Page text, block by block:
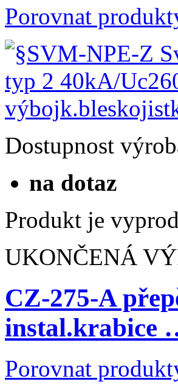
Porovnat
Dostupnost
na dotaz
Produkt je
UKONČENÁ
CZ-275-A
instal.krabice
Porovnat